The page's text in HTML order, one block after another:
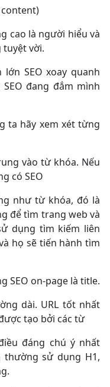
cao là người hiểu và
vời.
SEO xoay quanh
đang đắm mình
ta hãy xem xét từng
vào từ khóa. Nếu
có SEO
như từ khóa, đó là
để tìm trang web và
dụng tìm kiếm liên
họ sẽ tiến hành tìm
SEO on-page là title.
dài. URL tốt nhất
tạo bởi các từ
đáng chú ý nhất
thường sử dụng H1,